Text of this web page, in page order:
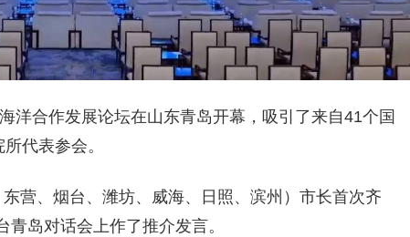
洋合作发展论坛在山东青岛开幕，吸引了来自41个国
代表参会。
营、烟台、潍坊、威海、日照、滨州）市长首次齐
青岛对话会上作了推介发言。